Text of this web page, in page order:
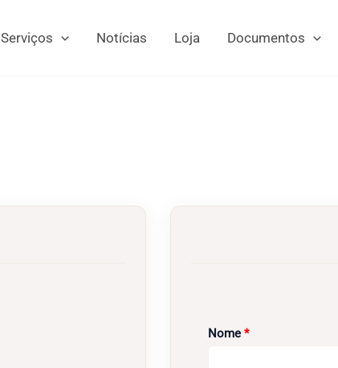
Serviços Notícias Loja Documentos
Nome*Obrigatório